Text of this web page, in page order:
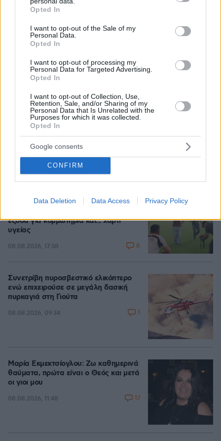
grant or deny consent to Google and its third-party tags to
use your data for below specified purposes in below Google
consent section.
Opted In
I want to opt-out of the Sale of my
Personal Data.
Opted In
I want to opt-out of processing my
Personal Data for Targeted Advertising.
Opted In
I want to opt-out of Collection, Use,
Retention, Sale, and/or Sharing of my
Personal Data that Is Unrelated with the
Purposes for which it was collected.
Opted In
Google consents
CONFIRM
Data Deletion Data Access Privacy Policy
τηλεγραφήματά τους από τη Μικρά
Ασία το 1921
Ανάλυση: Γιατί ο αρχηγός των
αμερικανικών Ενόπλων Δυνάμεων
ψάχνει απεμπλοκή από το Ιράν - Οι
φόβοι για μια νέα κλιμάκωση και οι
ελλείψεις σε πυρομαχικά
πριν μία ώρα
γράφουν στην Τουρκία: Θα παίρνει 30
έξοδα για κομμωτήρια και... χαρτί
υγείας
08.08.2026, 17:38 8
Συνετρίβη πυροσβεστικό ελικόπτερο
ενώ επιχειρούσε σε μεγάλη δασική
πυρκαγιά στη Γιούτα
08.08.2026, 09:34 1
Μαρία Εκμεκτσίογλου: Ζω καθημερινά
θαύματα, πρώτα είναι ο Θεός και μετά
οι γιοι μου
08.08.2026, 11:48 17